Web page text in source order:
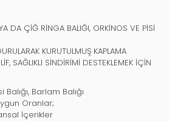
DA ÇİĞ RİNGA BALIĞI, ORKİNOS VE PİSİ
KURUTULMUŞ KAPLAMA
SAĞLIKLI SİNDİRİMİ DESTEKLEMEK İÇİN
Balığı, Barlam Balığı
Oranlar;
İçerikler